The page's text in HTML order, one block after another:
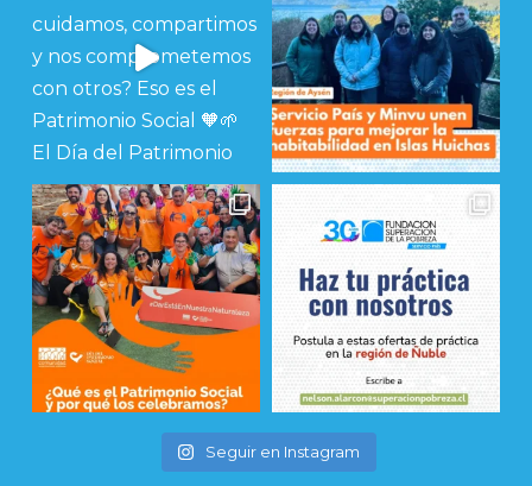
Seguir en Instagram